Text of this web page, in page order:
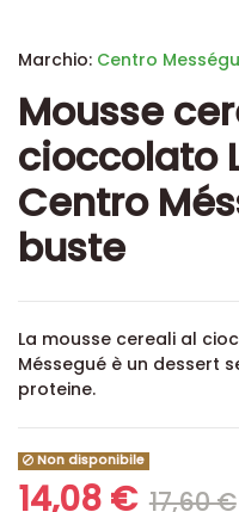
Marchio: Centro
Mousse
cioccolato
Centro
buste
La mousse cereali al
Méssegué è un dessert
proteine.
Non disponibile
14,08 € 17,60 €